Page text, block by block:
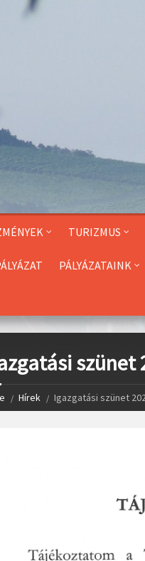
TURIZMUS
PÁLYÁZATAINK
szünet
Hírek Igazgatási szünet